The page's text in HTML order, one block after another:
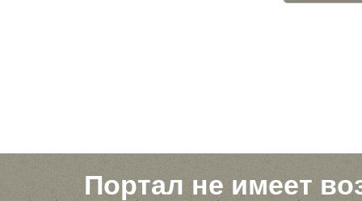
Портал не имеет